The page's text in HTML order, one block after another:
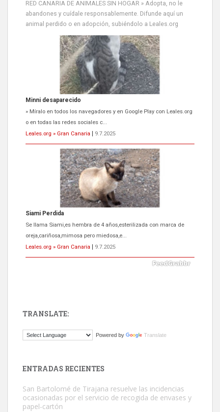
RED CANARIA DE ANIMALES SIN HOGAR » Adopta, no le
abandones y cuídale responsablemente. Difunde aquí un
animal perdido o en adopción, subiéndolo a Leales.org
Minni desaparecido
» Míralo en todos los navegadores y en Google Play con Leales.org
o en todas las redes sociales c...
Leales.org » Gran Canaria
9.7.2025
Siami Perdida
Se llama Siami,es hembra de 4 años,esterilizada con marca de
oreja,cariñosa,mimosa pero miedosa,e...
Leales.org » Gran Canaria
9.7.2025
El ayuntamiento se va a llevar a Los Gatos callejeros de la zona los
TRANSLATE:
Powered by Translate
ENTRADAS RECIENTES
San Bartolomé de Tirajana resuelve las incidencias
ocasionadas por el servicio de recogida de envases y
papel-cartón